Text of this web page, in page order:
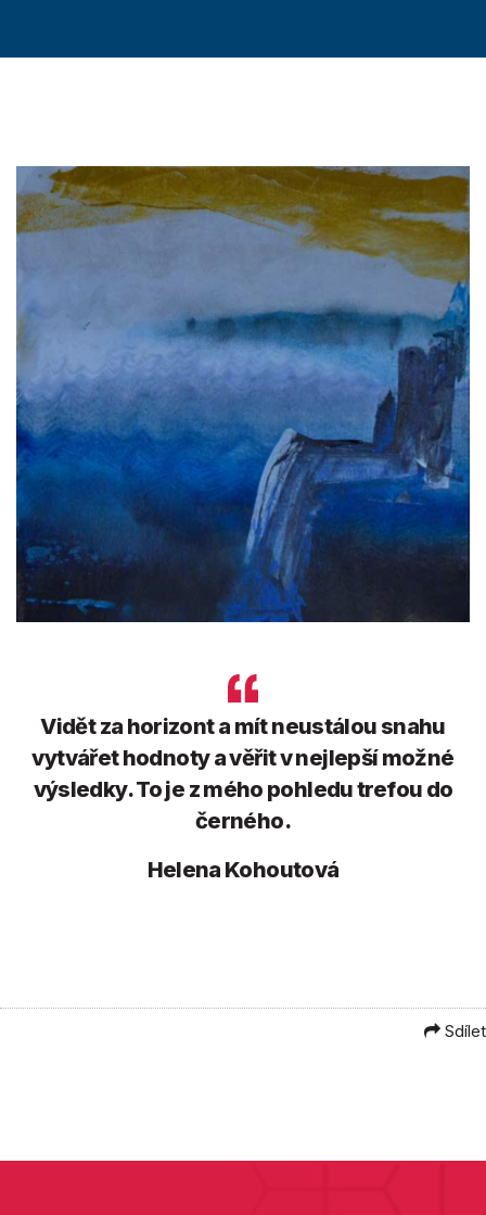
Vidět za horizont a mít neustálou snahu
vytvářet hodnoty a věřit v nejlepší možné
výsledky. To je z mého pohledu trefou do
černého.
Helena Kohoutová
Sdílet